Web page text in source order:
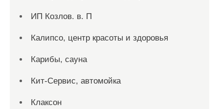
ИП Козлов. в. П
Калипсо, центр красоты и здоровья
Карибы, сауна
Кит-Сервис, автомойка
Клаксон